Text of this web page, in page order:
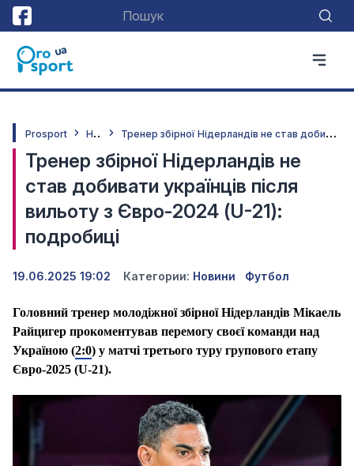
Prosport Н
овини Т
ренер збірної Нідерландів не став добивати українців після вильоту з Євро-2024 (U-21): подробиці
Тренер збірної Нідерландів не
став добивати українців після
вильоту з Євро-2024 (U-21):
подробиці
19.06.2025 19:02 Категории: Новини Футбол
Головний тренер молодіжної збірної Нідерландів Мікаель
Райцигер прокоментував перемогу своєї команди над
Україною (2:0) у матчі третього туру групового етапу
Євро-2025 (U-21).